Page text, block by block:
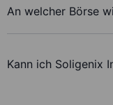
An welcher Börse
Kann ich Soligenix